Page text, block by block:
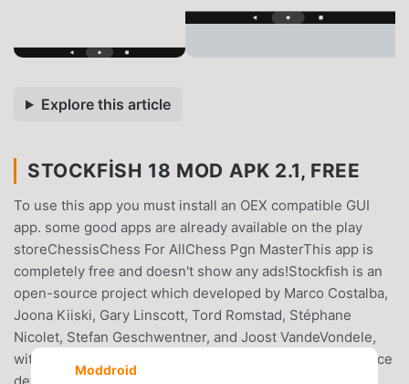
Explore this article
STOCKFISH 18 MOD APK 2.1, FREE
To use this app you must install an OEX compatible GUI
app. some good apps are already available on the play
storeChessisChess For AllChess Pgn MasterThis app is
completely free and doesn't show any ads!Stockfish is an
open-source project which developed by Marco Costalba,
Joona Kiiski, Gary Linscott, Tord Romstad, Stéphane
Nicolet, Stefan Geschwentner, and Joost VandeVondele,
with many contributions from a community of open-source
Moddroid